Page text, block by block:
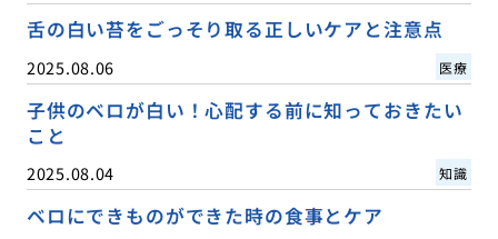
舌の白い苔をごっそり取る正しいケアと注意点
2025.08.06 医療
子供のベロが白い！心配する前に知っておきたい
こと
2025.08.04 知識
ベロにできものができた時の食事とケア